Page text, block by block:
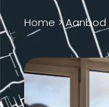
Home >Aanbod